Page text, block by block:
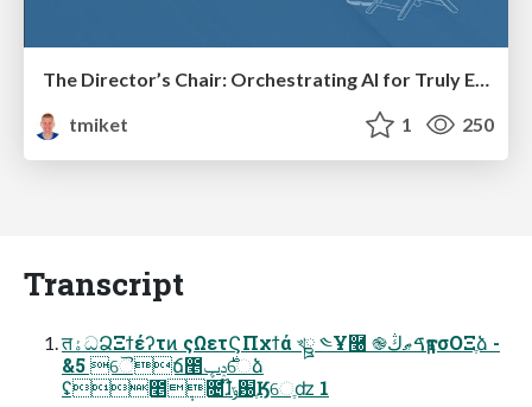
The Director’s Chair: Orchestrating AI for Truly Effective Learning
tmiket
1 250
Transcript
तۀධՁΞϯέʔτͷ ςΩετϚΠχϯά খྛ ༤Ұ࿠ ֎ࠃޠڭҭϝσΟΞֶձ -
&5 ୈճ೥࣍ݚڀେձ
ʢ೥݄೔ɺ໊ݹ԰ֶӃେֶʣ 1